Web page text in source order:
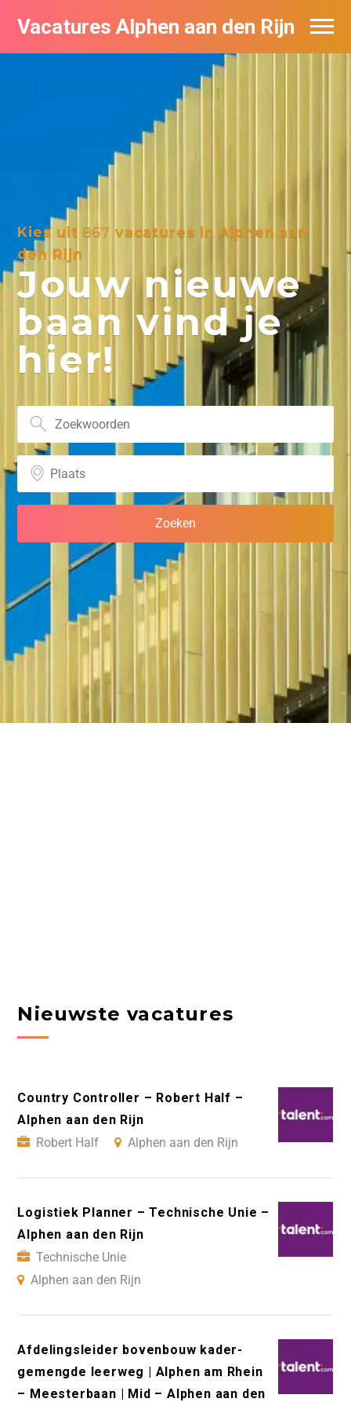
Vacatures Alphen aan den Rijn
Kies uit 867 vacatures in Alphen aan
den Rijn
Jouw nieuwe
baan vind je
hier!
Nieuwste vacatures
Country Controller – Robert Half –
Alphen aan den Rijn
Robert Half
Alphen aan den Rijn
Logistiek Planner – Technische Unie –
Alphen aan den Rijn
Technische Unie
Alphen aan den Rijn
Afdelingsleider bovenbouw kader-
gemengde leerweg | Alphen am Rhein
– Meesterbaan | Mid – Alphen aan den
Vacatures per bedrijf in Alphen aan den
De populairste vacatures in Alphen aan